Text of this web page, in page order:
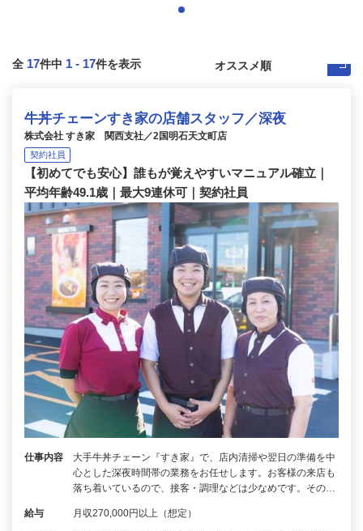
全 17件中 1 - 17件を表示
牛丼チェーンすき家の店舗スタッフ／深夜
株式会社 すき家 関西支社／2国明石天文町店
契約社員
【初めてでも安心】誰もが覚えやすいマニュアル確立｜
平均年齢49.1歳｜最大9連休可｜契約社員
仕事内容
大手牛丼チェーン『すき家』で、店内清掃や翌日の準備を中
心とした深夜時間帯の業務をお任せします。お客様の来店も
落ち着いているので、接客・調理などは少なめです。その…
給与 月収270,000円以上（想定）